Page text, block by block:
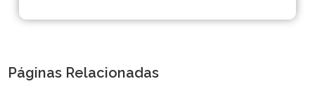
Páginas Relacionadas